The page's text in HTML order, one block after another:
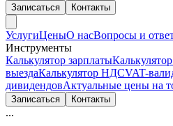
Записаться Контакты
УслугиЦеныО насВопросы и
Инструменты
Калькулятор зарплаты
выездаКалькулятор НДСVAT-
дивидендовАктуальные цены на
Записаться Контакты
...